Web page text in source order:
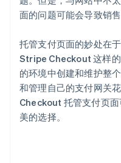
面的问题可能会导致销
托管支付页面的妙处在
Stripe Checkout 这样
的环境中创建和维护整
和管理自己的支付网关
Checkout 托管支付页
美的选择。
爱尔兰
English
English
奥地利
Deutsch English
澳大利亚
English
巴西
Português